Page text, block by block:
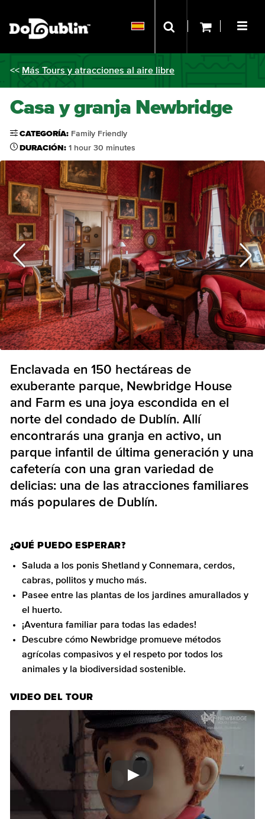
<< Más Tours y atracciones al aire libre
Casa y granja Newbridge
CATEGORÍA: Family Friendly
DURACIÓN: 1 hour 30 minutes
Enclavada en 150 hectáreas de
exuberante parque, Newbridge House
and Farm es una joya escondida en el
norte del condado de Dublín. Allí
encontrarás una granja en activo, un
parque infantil de última generación y una
cafetería con una gran variedad de
delicias: una de las atracciones familiares
más populares de Dublín.
¿QUÉ PUEDO ESPERAR?
Saluda a los ponis Shetland y Connemara, cerdos,
cabras, pollitos y mucho más.
Pasee entre las plantas de los jardines amurallados y
el huerto.
¡Aventura familiar para todas las edades!
Descubre cómo Newbridge promueve métodos
agrícolas compasivos y el respeto por todos los
animales y la biodiversidad sostenible.
VIDEO DEL TOUR